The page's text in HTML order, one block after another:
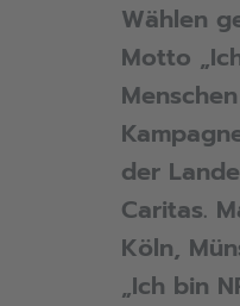
Wählen
Motto
der
Caritas.
Köln,
„Ich bin